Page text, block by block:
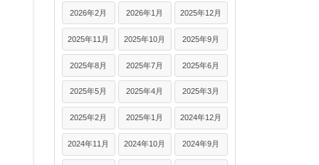
2026年2月 2026年1月 2025年12月
2025年11月 2025年10月 2025年9月
2025年8月 2025年7月 2025年6月
2025年5月 2025年4月 2025年3月
2025年2月 2025年1月 2024年12月
2024年11月 2024年10月 2024年9月